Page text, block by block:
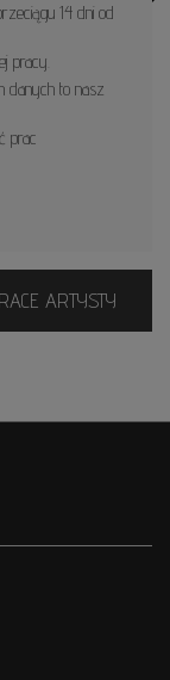
14 dni od
pracy.
danych to nasz
prac
ARTYSTY